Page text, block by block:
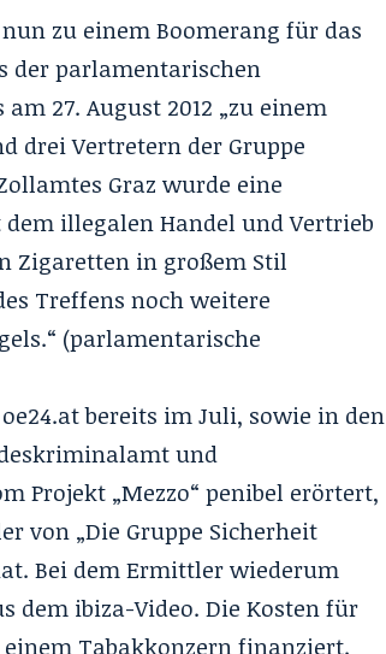
zu einem Boomerang für das
der parlamentarischen
27. August 2012 „zu einem
drei Vertretern der Gruppe
Graz wurde eine
illegalen Handel und Vertrieb
Zigaretten in großem Stil
Treffens noch weitere
(parlamentarische
oe24.atbereits im Juli, sowie in den
und
Projekt „Mezzo“ penibel erörtert,
von „Die Gruppe Sicherheit
Bei dem Ermittler wiederum
dem ibiza-Video. Die Kosten für
Tabakkonzern finanziert.